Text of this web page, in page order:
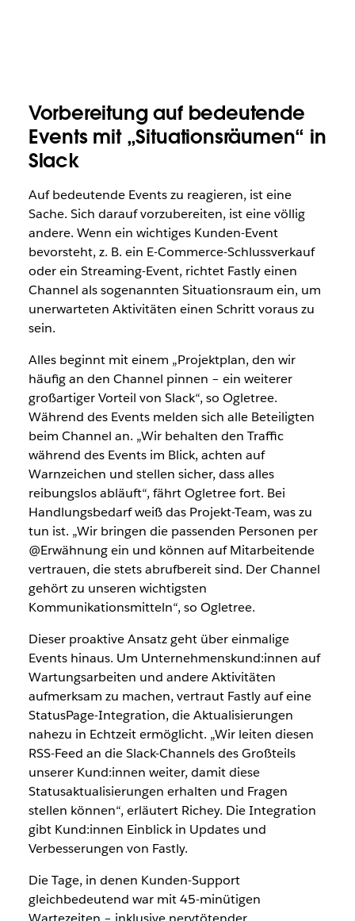
Vorbereitung auf bedeutende
Events mit „Situationsräumen“ in
Slack
Auf bedeutende Events zu reagieren, ist eine
Sache. Sich darauf vorzubereiten, ist eine völlig
andere. Wenn ein wichtiges Kunden-Event
bevorsteht, z. B. ein E-Commerce-Schlussverkauf
oder ein Streaming-Event, richtet Fastly einen
Channel als sogenannten Situationsraum ein, um
unerwarteten Aktivitäten einen Schritt voraus zu
sein.
Alles beginnt mit einem „Projektplan, den wir
häufig an den Channel pinnen – ein weiterer
großartiger Vorteil von Slack“, so Ogletree.
Während des Events melden sich alle Beteiligten
beim Channel an. „Wir behalten den Traffic
während des Events im Blick, achten auf
Warnzeichen und stellen sicher, dass alles
reibungslos abläuft“, fährt Ogletree fort. Bei
Handlungsbedarf weiß das Projekt-Team, was zu
tun ist. „Wir bringen die passenden Personen per
@Erwähnung ein und können auf Mitarbeitende
vertrauen, die stets abrufbereit sind. Der Channel
gehört zu unseren wichtigsten
Kommunikationsmitteln“, so Ogletree.
Dieser proaktive Ansatz geht über einmalige
Events hinaus. Um Unternehmenskund:innen auf
Wartungsarbeiten und andere Aktivitäten
aufmerksam zu machen, vertraut Fastly auf eine
StatusPage-Integration, die Aktualisierungen
nahezu in Echtzeit ermöglicht. „Wir leiten diesen
RSS-Feed an die Slack-Channels des Großteils
unserer Kund:innen weiter, damit diese
Statusaktualisierungen erhalten und Fragen
stellen können“, erläutert Richey. Die Integration
gibt Kund:innen Einblick in Updates und
Verbesserungen von Fastly.
Die Tage, in denen Kunden-Support
gleichbedeutend war mit 45-minütigen